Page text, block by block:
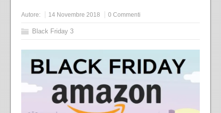
Autore: 14 Novembre 2018 0 Commenti
Black Friday 3